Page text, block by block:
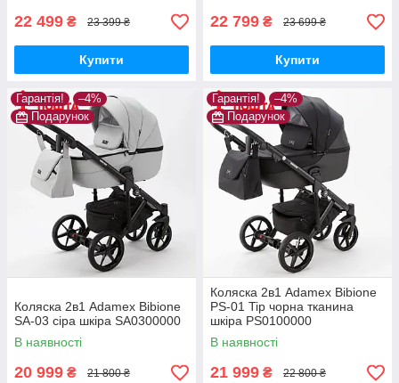
22 499 ₴ 23 399 ₴
Купити
22 799 ₴ 23 699 ₴
Купити
Гарантія!
–4%
Подарунок
Коляска 2в1 Adamex Bibione
SA-03 сіра шкіра SA0300000
В наявності
20 999 ₴ 21 800 ₴
Гарантія!
–4%
Подарунок
Коляска 2в1 Adamex Bibione
PS-01 Tip чорна тканина
шкіра PS0100000
В наявності
21 999 ₴ 22 800 ₴